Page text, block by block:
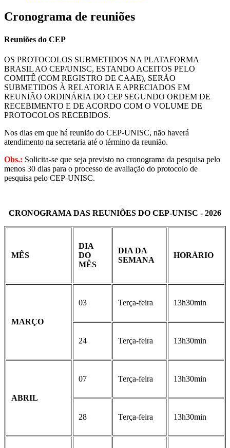
Cronograma de reuniões
Reuniões do CEP
OS PROTOCOLOS SUBMETIDOS NA PLATAFORMA
BRASIL AO CEP/UNISC, ESTANDO ACEITOS PELO
COMITÊ (COM REGISTRO DE CAAE), SERÃO
SUBMETIDOS À RELATORIA E APRECIADOS EM
REUNIÃO ORDINÁRIA DO CEP SEGUNDO ORDEM DE
RECEBIMENTO E DE ACORDO COM O VOLUME DE
PROTOCOLOS RECEBIDOS.
Nos dias em que há reunião do CEP-UNISC, não haverá
atendimento na secretaria até o término da reunião.
Obs.: Solicita-se que seja previsto no cronograma da pesquisa pelo
menos 30 dias para o processo de avaliação do protocolo de
pesquisa pelo CEP-UNISC.
CRONOGRAMA DAS REUNIÕES DO CEP-UNISC - 2026
MÊS
DIA
DO
MÊS
DIA DA
SEMANA
HORÁRIO
MARÇO
03 Terça-feira 13h30min
24 Terça-feira 13h30min
ABRIL
07 Terça-feira 13h30min
28 Terça-feira 13h30min